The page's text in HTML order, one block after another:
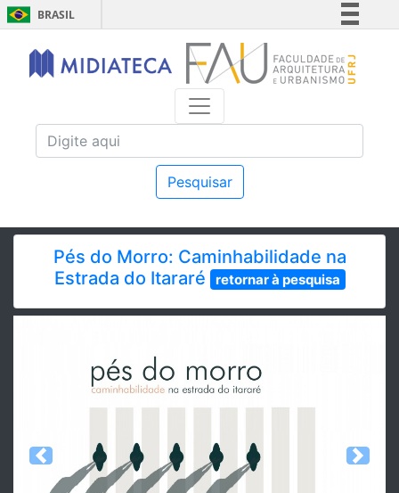
BRASIL
Simplifique!
Comunica BR
Acesso à informação
Pesquisar
Pés do Morro: Caminhabilidade na
Estrada do Itararé
retornar à pesquisa
Previous Next